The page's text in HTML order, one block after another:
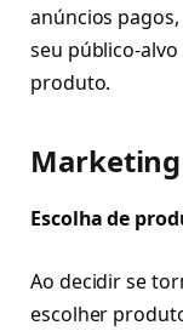
anúncios
seu público-
produto.
Escolha de
Ao decidir se
escolher